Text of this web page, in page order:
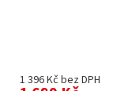
1 396 Kč bez DPH